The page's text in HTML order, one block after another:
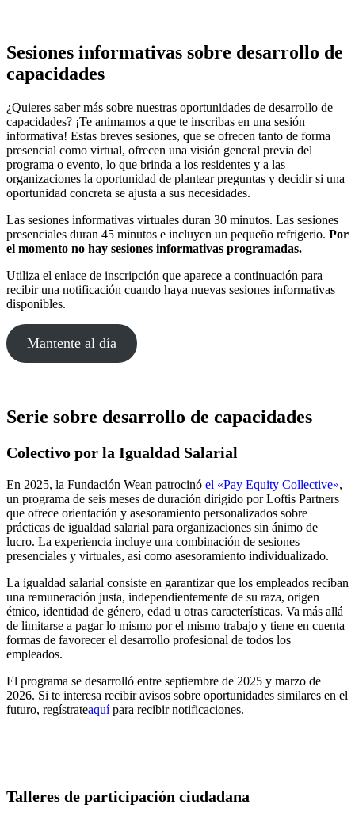
Sesiones informativas sobre desarrollo de
capacidades
¿Quieres saber más sobre nuestras oportunidades de desarrollo de
capacidades? ¡Te animamos a que te inscribas en una sesión
informativa! Estas breves sesiones, que se ofrecen tanto de forma
presencial como virtual, ofrecen una visión general previa del
programa o evento, lo que brinda a los residentes y a las
organizaciones la oportunidad de plantear preguntas y decidir si una
oportunidad concreta se ajusta a sus necesidades.
Las sesiones informativas virtuales duran 30 minutos. Las sesiones
presenciales duran 45 minutos e incluyen un pequeño refrigerio. Por
el momento no hay sesiones informativas programadas.
Utiliza el enlace de inscripción que aparece a continuación para
recibir una notificación cuando haya nuevas sesiones informativas
disponibles.
Mantente al día
Serie sobre desarrollo de capacidades
Colectivo por la Igualdad Salarial
En 2025, la Fundación Wean patrocinó el «Pay Equity Collective»,
un programa de seis meses de duración dirigido por Loftis Partners
que ofrece orientación y asesoramiento personalizados sobre
prácticas de igualdad salarial para organizaciones sin ánimo de
lucro. La experiencia incluye una combinación de sesiones
presenciales y virtuales, así como asesoramiento individualizado.
La igualdad salarial consiste en garantizar que los empleados reciban
una remuneración justa, independientemente de su raza, origen
étnico, identidad de género, edad u otras características. Va más allá
de limitarse a pagar lo mismo por el mismo trabajo y tiene en cuenta
formas de favorecer el desarrollo profesional de todos los
empleados.
El programa se desarrolló entre septiembre de 2025 y marzo de
2026. Si te interesa recibir avisos sobre oportunidades similares en el
futuro, regístrateaquípara recibir notificaciones.
Talleres de participación ciudadana